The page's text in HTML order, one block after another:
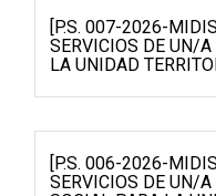
[P.S. 007-2026-
SERVICIOS DE UN/
LA UNIDAD
[P.S. 006-2026-
SERVICIOS DE UN/